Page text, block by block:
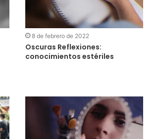
8 de febrero de 2022
Oscuras Reflexiones:
conocimientos estériles